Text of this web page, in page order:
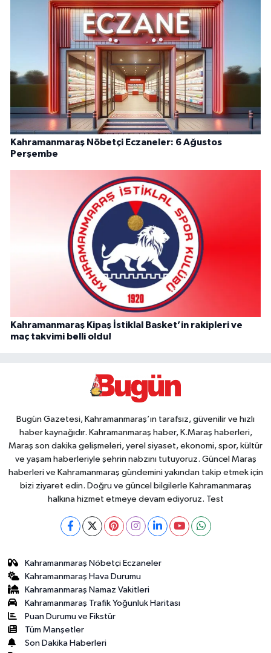
Kahramanmaraş Nöbetçi Eczaneler: 6 Ağustos
Perşembe
Kahramanmaraş Kipaş İstiklal Basket’in rakipleri ve
maç takvimi belli oldu!
Bugün Gazetesi, Kahramanmaraş’ın tarafsız, güvenilir ve hızlı
haber kaynağıdır. Kahramanmaraş haber, K.Maraş haberleri,
Maraş son dakika gelişmeleri, yerel siyaset, ekonomi, spor, kültür
ve yaşam haberleriyle şehrin nabzını tutuyoruz. Güncel Maraş
haberleri ve Kahramanmaraş gündemini yakından takip etmek için
bizi ziyaret edin. Doğru ve güncel bilgilerle Kahramanmaraş
halkına hizmet etmeye devam ediyoruz. Test
Kahramanmaraş Nöbetçi Eczaneler
Kahramanmaraş Hava Durumu
Kahramanmaraş Namaz Vakitleri
Kahramanmaraş Trafik Yoğunluk Haritası
Puan Durumu ve Fikstür
Tüm Manşetler
Son Dakika Haberleri